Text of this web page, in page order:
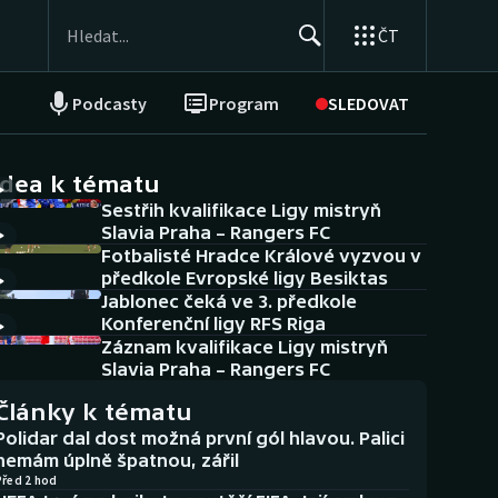
ČT
Podcasty Program SLEDOVAT
NEPŘEHLÉDNĚTE
Historické návraty
Aplikace ČT sport
AZ kvíz
k tématu
Sestřih kvalifikace Ligy mistryň
Slavia Praha – Rangers FC
Fotbalisté Hradce Králové vyzvou v
předkole Evropské ligy Besiktas
Jablonec čeká ve 3. předkole
Konferenční ligy RFS Riga
Záznam kvalifikace Ligy mistryň
Slavia Praha – Rangers FC
k tématu
dal dost možná první gól hlavou. Palici
úplně špatnou, zářil
2 hod